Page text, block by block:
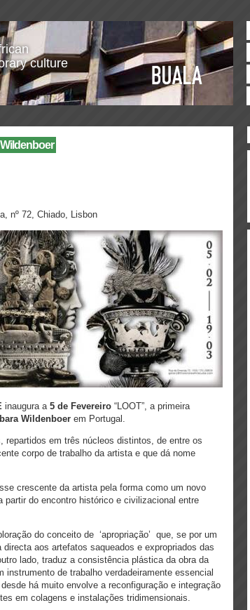
culture
nº 72, Chiado, Lisbon
inaugura a 5 de Fevereiro “LOOT”, a primeira
Wildenboer em Portugal.
repartidos em três núcleos distintos, de entre os
corpo de trabalho da artista e que dá nome
crescente da artista pela forma como um novo
do encontro histórico e civilizacional entre
do conceito de ‘apropriação’ que, se por um
aos artefatos saqueados e expropriados das
lado, traduz a consistência plástica da obra da
instrumento de trabalho verdadeiramente essencial
há muito envolve a reconfiguração e integração
em colagens e instalações tridimensionais.